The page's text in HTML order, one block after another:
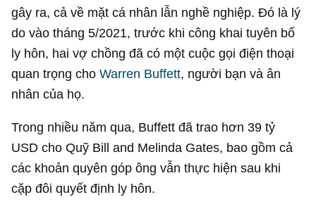
gây ra, cả về mặt cá nhân lẫn nghề nghiệp. Đó là lý
do vào tháng 5/2021, trước khi công khai tuyên bố
ly hôn, hai vợ chồng đã có một cuộc gọi điện thoại
quan trọng choWarren Buffett, người bạn và ân
nhân của họ.
Trong nhiều năm qua, Buffett đã trao hơn 39 tỷ
USD cho Quỹ Bill and Melinda Gates, bao gồm cả
các khoản quyên góp ông vẫn thực hiện sau khi
cặp đôi quyết định ly hôn.